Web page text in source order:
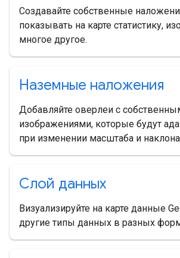
Создавайте собственные
показывать на карте статистику,
многое другое.
Наземные наложения
Добавляйте оверлеи с
изображениями, которые будут
при изменении масштаба и
Слой данных
Визуализируйте на карте данные
другие типы данных в разных